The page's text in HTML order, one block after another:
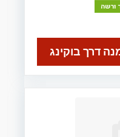
ורשה
דרך בוקינג